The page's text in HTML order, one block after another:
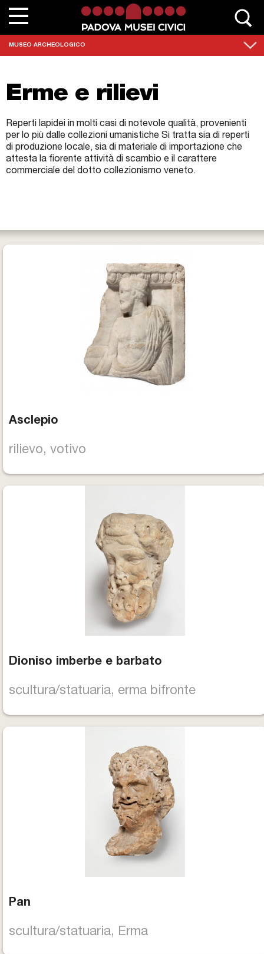
MUSEO ARCHEOLOGICO
Chi siamo
Musei
Sedi monumentali
Scuole
Eventi e mostre
Erme e rilievi
Reperti lapidei in molti casi di notevole qualità, provenienti
per lo più dalle collezioni umanistiche Si tratta sia di reperti
di produzione locale, sia di materiale di importazione che
attesta la fiorente attività di scambio e il carattere
commerciale del dotto collezionismo veneto.
Asclepio
rilievo, votivo
Dioniso imberbe e barbato
scultura/statuaria, erma bifronte
Pan
scultura/statuaria, Erma